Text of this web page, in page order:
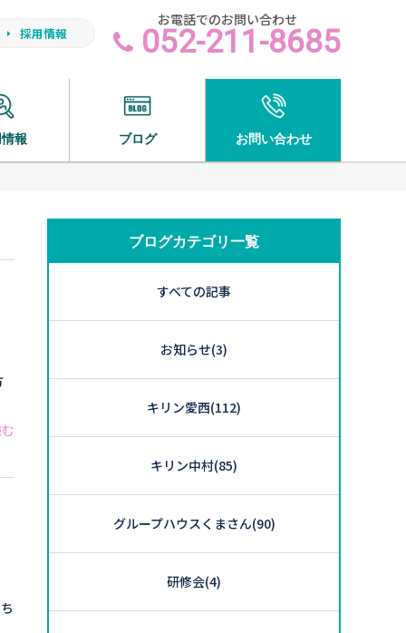
お電話でのお問い合わせ
052-211-8685
採用情報
報 ブログ お問い合わせ
ブログカテゴリ一覧
すべての記事
お知らせ(3)
キリン愛西(112)
キリン中村(85)
グループハウスくまさん(90)
研修会(4)